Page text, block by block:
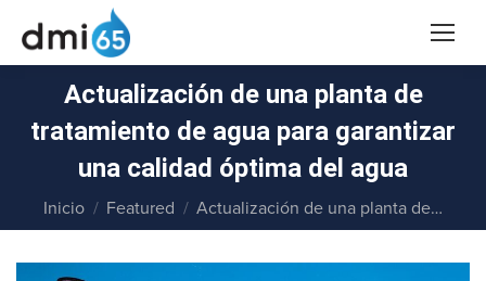
Actualización de una planta de
tratamiento de agua para garantizar
una calidad óptima del agua
Estás aquí:
Inicio Featured Actualización de una planta de…